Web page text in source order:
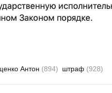
Антон (894) штраф (928)